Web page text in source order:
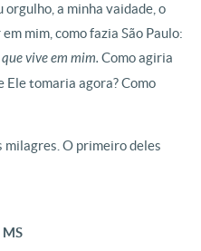
orgulho, a minha vaidade, o
mim, como fazia São Paulo:
vive em mim. Como agiria
Ele tomaria agora? Como
milagres. O primeiro deles